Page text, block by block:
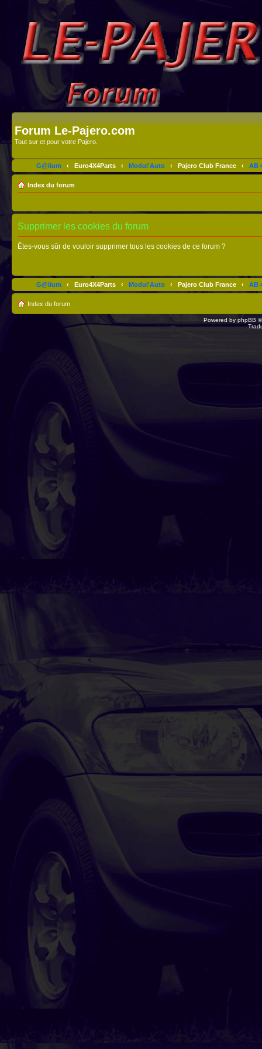
Forum Le-Pajero.com
Tout sur et pour votre Pajero.
G@lium ‹ Euro4X4Parts ‹ Modul'Auto ‹ Pajero Club France ‹ AB
Index du forum
Supprimer les cookies du forum
Êtes-vous sûr de vouloir supprimer tous les cookies de ce forum ?
G@lium ‹ Euro4X4Parts ‹ Modul'Auto ‹ Pajero Club France ‹ AB
Index du forum
Powered by phpBB